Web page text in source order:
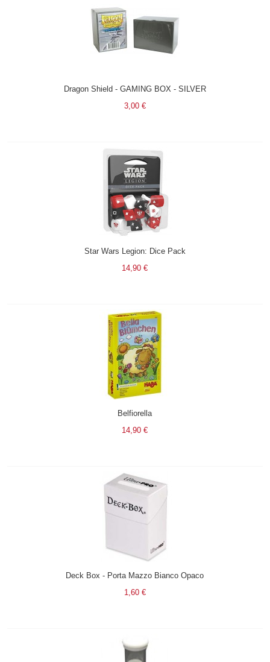
Dragon Shield - GAMING BOX - SILVER
3,00 €
Star Wars Legion: Dice Pack
14,90 €
Belfiorella
14,90 €
Deck Box - Porta Mazzo Bianco Opaco
1,60 €